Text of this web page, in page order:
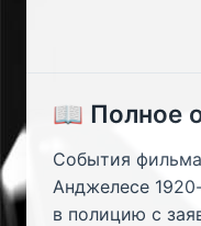
📖 Полное
События
Анджелесе
в полицию с